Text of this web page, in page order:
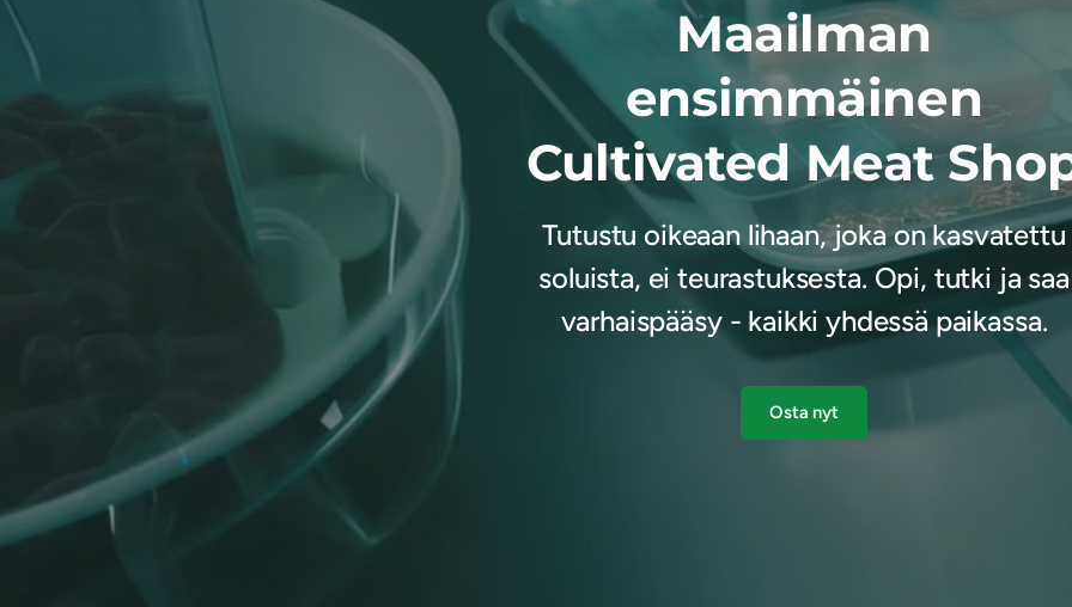
Maailman
ensimmäinen
Cultivated Meat
Tutustu oikeaan lihaan, joka on kasvatettu
soluista, ei teurastuksesta. Opi, tutki ja saa
varhaispääsy - kaikki yhdessä paikassa.
Osta nyt